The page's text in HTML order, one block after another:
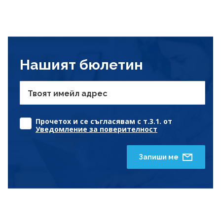
Нашият бюлетин
Твоят имейл адрес
Прочетох и се съгласявам с т.3.1. от
Уведомление за поверителност
Запиши ме